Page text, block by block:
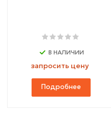
В НАЛИЧИИ
запросить цену
Подробнее